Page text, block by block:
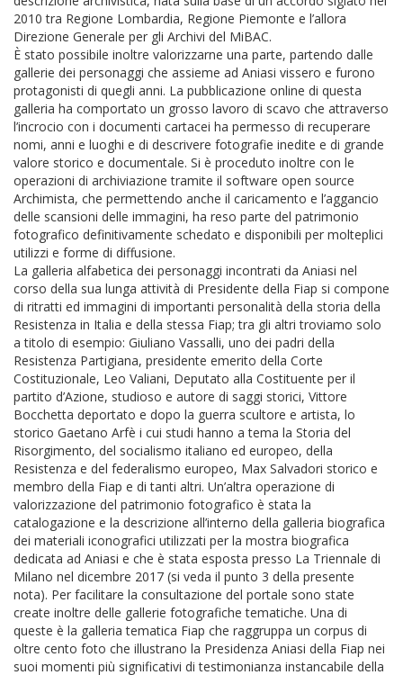
2010 tra Regione Lombardia, Regione Piemonte e l’allora
Direzione Generale per gli Archivi del MiBAC.
È stato possibile inoltre valorizzarne una parte, partendo dalle
gallerie dei personaggi che assieme ad Aniasi vissero e furono
protagonisti di quegli anni. La pubblicazione online di questa
galleria ha comportato un grosso lavoro di scavo che attraverso
l’incrocio con i documenti cartacei ha permesso di recuperare
nomi, anni e luoghi e di descrivere fotografie inedite e di grande
valore storico e documentale. Si è proceduto inoltre con le
operazioni di archiviazione tramite il software open source
Archimista, che permettendo anche il caricamento e l’aggancio
delle scansioni delle immagini, ha reso parte del patrimonio
fotografico definitivamente schedato e disponibili per molteplici
utilizzi e forme di diffusione.
La galleria alfabetica dei personaggi incontrati da Aniasi nel
corso della sua lunga attività di Presidente della Fiap si compone
di ritratti ed immagini di importanti personalità della storia della
Resistenza in Italia e della stessa Fiap; tra gli altri troviamo solo
a titolo di esempio: Giuliano Vassalli, uno dei padri della
Resistenza Partigiana, presidente emerito della Corte
Costituzionale, Leo Valiani, Deputato alla Costituente per il
partito d’Azione, studioso e autore di saggi storici, Vittore
Bocchetta deportato e dopo la guerra scultore e artista, lo
storico Gaetano Arfè i cui studi hanno a tema la Storia del
Risorgimento, del socialismo italiano ed europeo, della
Resistenza e del federalismo europeo, Max Salvadori storico e
membro della Fiap e di tanti altri. Un’altra operazione di
valorizzazione del patrimonio fotografico è stata la
catalogazione e la descrizione all’interno della galleria biografica
dei materiali iconografici utilizzati per la mostra biografica
dedicata ad Aniasi e che è stata esposta presso La Triennale di
Milano nel dicembre 2017 (si veda il punto 3 della presente
nota). Per facilitare la consultazione del portale sono state
create inoltre delle gallerie fotografiche tematiche. Una di
queste è la galleria tematica Fiap che raggruppa un corpus di
oltre cento foto che illustrano la Presidenza Aniasi della Fiap nei
suoi momenti più significativi di testimonianza instancabile della